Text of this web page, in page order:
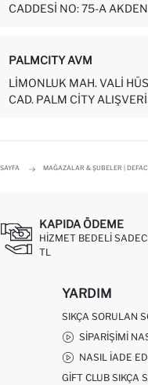
CADDESI NO: 75-A
PALMCITY AVM
LIMONLUK MAH. VALI
CAD. PALM CITY
MAĞAZALAR & ŞUBELER |
KAPIDA ÖDEME
HIZMET BEDELI
TL
YARDIM
SIKÇA SORULAN
SIPARIŞIMI
NASIL İADE
GIFT CLUB SIKÇA